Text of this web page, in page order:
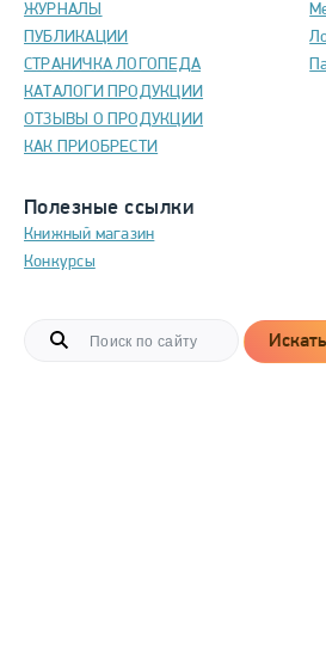
ЖУРНАЛЫ
ПУБЛИКАЦИИ
СТРАНИЧКА ЛОГОПЕДА
КАТАЛОГИ ПРОДУКЦИИ
ОТЗЫВЫ О ПРОДУКЦИИ
КАК ПРИОБРЕСТИ
Полезные ссылки
Книжный магазин
Конкурсы
Искать